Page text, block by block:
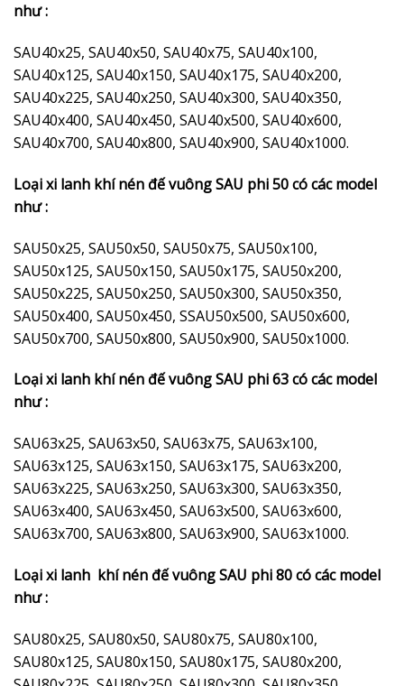
như :
SAU40x25, SAU40x50, SAU40x75, SAU40x100,
SAU40x125, SAU40x150, SAU40x175, SAU40x200,
SAU40x225, SAU40x250, SAU40x300, SAU40x350,
SAU40x400, SAU40x450, SAU40x500, SAU40x600,
SAU40x700, SAU40x800, SAU40x900, SAU40x1000.
Loại xi lanh khí nén đế vuông SAU phi 50 có các model
như :
SAU50x25, SAU50x50, SAU50x75, SAU50x100,
SAU50x125, SAU50x150, SAU50x175, SAU50x200,
SAU50x225, SAU50x250, SAU50x300, SAU50x350,
SAU50x400, SAU50x450, SSAU50x500, SAU50x600,
SAU50x700, SAU50x800, SAU50x900, SAU50x1000.
Loại xi lanh khí nén đế vuông SAU phi 63 có các model
như :
SAU63x25, SAU63x50, SAU63x75, SAU63x100,
SAU63x125, SAU63x150, SAU63x175, SAU63x200,
SAU63x225, SAU63x250, SAU63x300, SAU63x350,
SAU63x400, SAU63x450, SAU63x500, SAU63x600,
SAU63x700, SAU63x800, SAU63x900, SAU63x1000.
Loại xi lanh khí nén đế vuông SAU phi 80 có các model
như :
SAU80x25, SAU80x50, SAU80x75, SAU80x100,
SAU80x125, SAU80x150, SAU80x175, SAU80x200,